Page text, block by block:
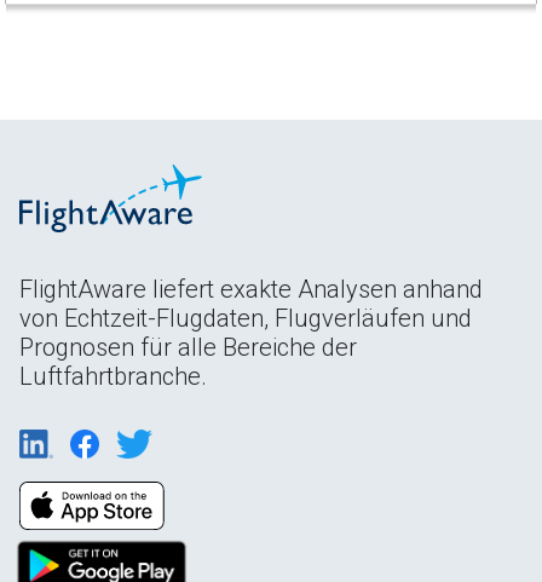
FlightAware liefert exakte Analysen anhand
von Echtzeit-Flugdaten, Flugverläufen und
Prognosen für alle Bereiche der
Luftfahrtbranche.